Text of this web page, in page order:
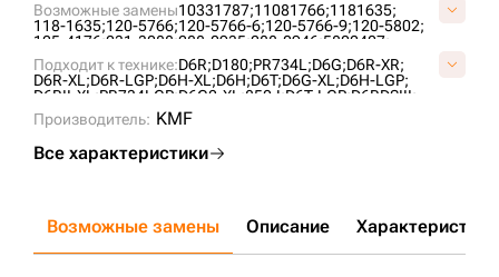
Возможные замены10331787;11081766;1181635;
118-1635;120-5766;120-5766-6;120-5766-9;120-5802;
125-4176;231-3088;288-0935;288-0946;5802407;
6T0727;
76090855;7T4107;AT322778;
B01060L0M00;CR4298;CR5478;CR6089;UG189C4T;
VB0106L0;VCR6089V;
Подходит к технике:D6R;D180;PR734L;D6G;D6R-XR;
D6R-XL;D6R-LGP;D6H-XL;D6H;D6T;D6G-XL;D6H-LGP;
D6RII-XL;PR734LGP;D6G2-XL;850J;D6T-LGP;D6RDSIII;
PR732L;
CASE2050M;
Производитель: KMF
Все характеристики
Возможные замены Описание Характеристики